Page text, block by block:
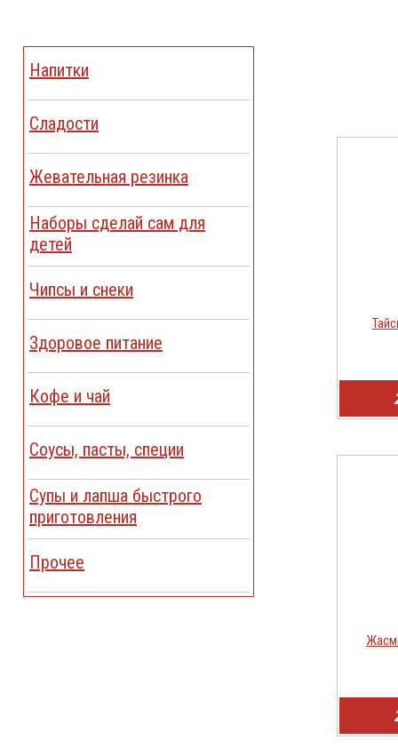
Напитки
Сладости
Жевательная резинка
Наборы сделай сам для
детей
Чипсы и снеки
Здоровое питание
Кофе и чай
Соусы, пасты, специи
Cупы и лапша быстрого
приготовления
Прочее